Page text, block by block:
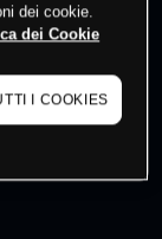
gli ultimi
data
dei cookie.
dei Cookie
I COOKIES